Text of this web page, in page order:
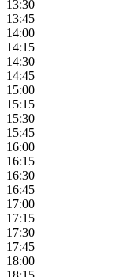
13:30
13:45
14:00
14:15
14:30
14:45
15:00
15:15
15:30
15:45
16:00
16:15
16:30
16:45
17:00
17:15
17:30
17:45
18:00